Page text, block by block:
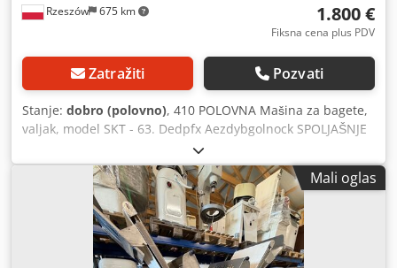
Rzeszów 675 km 1.800 €
Fiksna cena plus PDV
Zatražiti Pozvati
Stanje: dobro (polovno), 410 POLOVNA Mašina za bagete,
valjak, model SKT - 63. Dedpfx Aezdybgolnock SPOLJAŠNJE
DIMENZIJE (u cm): - visina: 136, - širina: 117, - dužina: 185
(rasprostranjena: 335), - levo krilo: 109/70, - desno krilo:
71/64. Uređaj spreman za pregled nalazi se u našem
skladištu (36-068 Bahorž, Poljska). Plaćene opcije dostupne:
remont / transport / montaža / puštanje u rad. Navedena
cena je neto cena. GOVORIMO ENGLESKI, NEMAČKI,
FRANCUSKI, RUSKI, UKRAJINSKI.
Mali oglas